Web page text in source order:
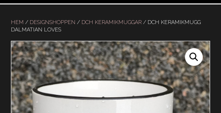
innehåll
HEM / DESIGNSHOPPEN / DCH KERAMIKMUGGAR / DCH KERAMIKMUGG
DALMATIAN LOVES